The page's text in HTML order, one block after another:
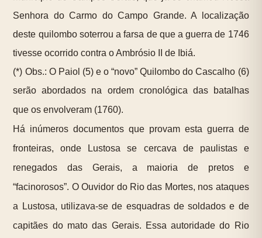
Senhora do Carmo do Campo Grande. A localização
deste quilombo soterrou a farsa de que a guerra de 1746
tivesse ocorrido contra o Ambrósio II de Ibiá.
(*) Obs.: O Paiol (5) e o “novo” Quilombo do Cascalho (6)
serão abordados na ordem cronológica das batalhas
que os envolveram (1760).
Há inúmeros documentos que provam esta guerra de
fronteiras, onde Lustosa se cercava de paulistas e
renegados das Gerais, a maioria de pretos e
“facinorosos”. O Ouvidor do Rio das Mortes, nos ataques
a Lustosa, utilizava-se de esquadras de soldados e de
capitães do mato das Gerais. Essa autoridade do Rio